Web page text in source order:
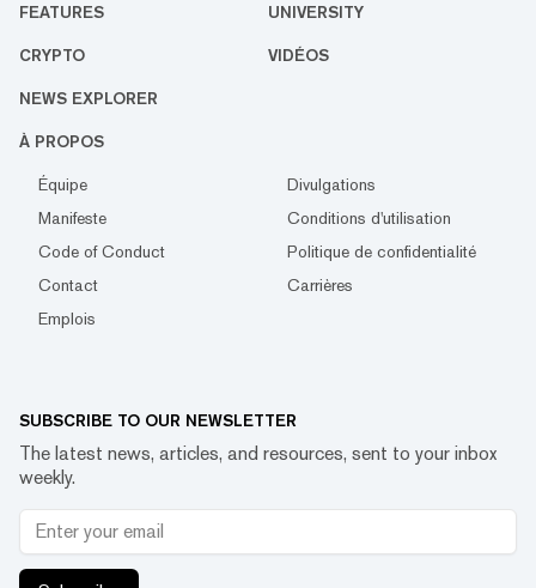
FEATURES UNIVERSITY
CRYPTO VIDÉOS
NEWS EXPLORER
À PROPOS
Équipe
Divulgations
Manifeste
Conditions d'utilisation
Code of Conduct
Politique de confidentialité
Contact
Carrières
Emplois
SUBSCRIBE TO OUR NEWSLETTER
The latest news, articles, and resources, sent to your inbox
weekly.